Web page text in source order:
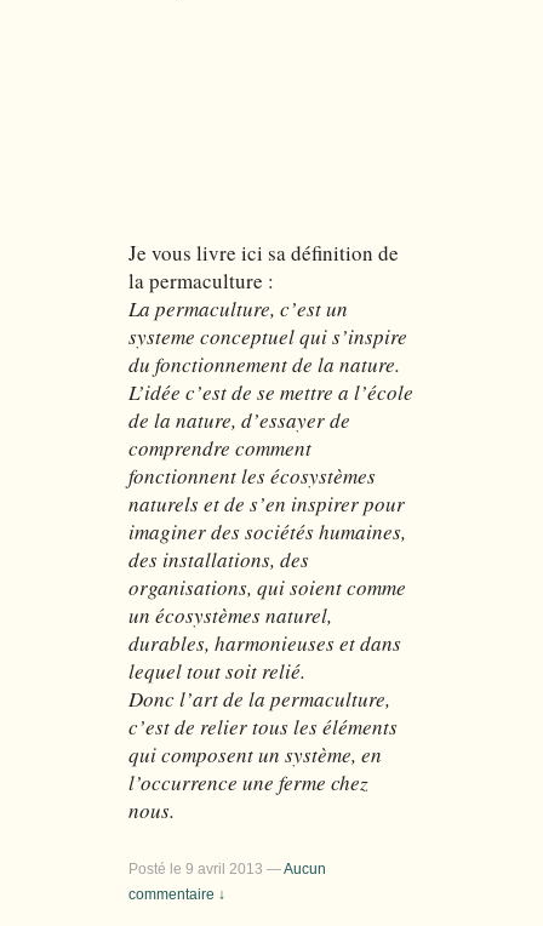
Je vous livre ici sa définition de
la permaculture :
La permaculture, c’est un
systeme conceptuel qui s’inspire
du fonctionnement de la nature.
L’idée c’est de se mettre a l’école
de la nature, d’essayer de
comprendre comment
fonctionnent les écosystèmes
naturels et de s’en inspirer pour
imaginer des sociétés humaines,
des installations, des
organisations, qui soient comme
un écosystèmes naturel,
durables, harmonieuses et dans
lequel tout soit relié.
Donc l’art de la permaculture,
c’est de relier tous les éléments
qui composent un système, en
l’occurrence une ferme chez
nous.
Posté le 9 avril 2013 —Aucun
commentaire ↓